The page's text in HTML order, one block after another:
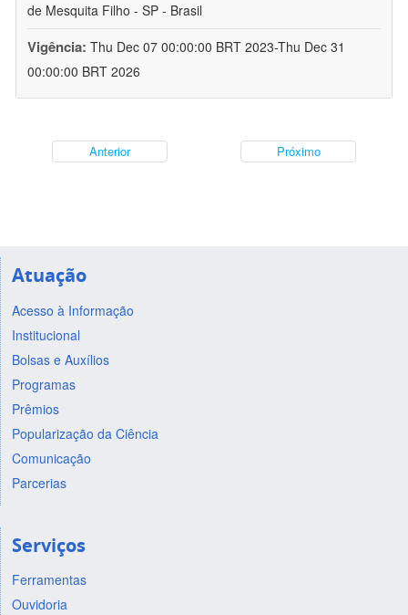
de Mesquita Filho - SP - Brasil
Vigência: Thu Dec 07 00:00:00 BRT 2023-Thu Dec 31
00:00:00 BRT 2026
Anterior Próximo
Atuação
Acesso à Informação
Institucional
Bolsas e Auxílios
Programas
Prêmios
Popularização da Ciência
Comunicação
Parcerias
Serviços
Ferramentas
Ouvidoria